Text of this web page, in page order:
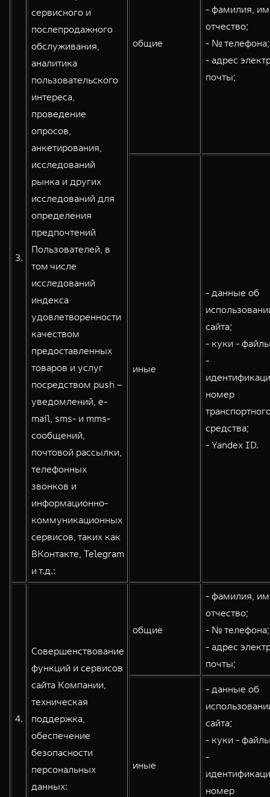
3.
сервисного и
послепродажного
обслуживания,
аналитика
пользовательского
интереса,
проведение
опросов,
анкетирования,
исследований
рынка и других
исследований для
определения
предпочтений
Пользователей, в
том числе
исследований
индекса
удовлетворенности
качеством
предоставленных
товаров и услуг
посредством push –
уведомлений, e-
mail, sms- и mms-
сообщений,
почтовой рассылки,
телефонных
звонков и
информационно-
коммуникационных
сервисов, таких как
ВКонтакте, Telegram
и т.д.:
общие
- фамилия,
отчество;
- № телефона;
- адрес
почты;
иные
- данные об
сайта;
- куки -
-
номер
средства;
- Yandex ID.
4.
Совершенствование
функций и сервисов
сайта Компании,
техническая
поддержка,
обеспечение
безопасности
персональных
данных:
общие
- фамилия,
отчество;
- № телефона;
- адрес
почты;
иные
- данные об
сайта;
- куки -
-
номер